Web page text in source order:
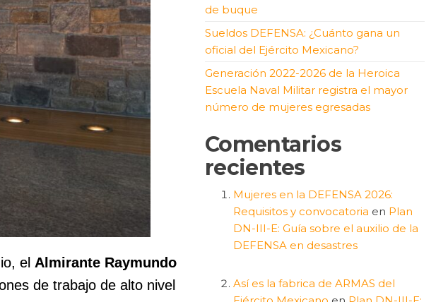
el Almirante Raymundo
de trabajo de alto nivel
de buque
Sueldos DEFENSA: ¿Cuánto gana un
oficial del Ejército Mexicano?
Generación 2022-2026 de la Heroica
Escuela Naval Militar registra el mayor
número de mujeres egresadas
Comentarios
recientes
Mujeres en la DEFENSA 2026:
Requisitos y convocatoria en Plan
DN-III-E: Guía sobre el auxilio de la
DEFENSA en desastres
Así es la fabrica de ARMAS del